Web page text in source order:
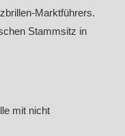
Marktführers.
Stammsitz in
mit nicht